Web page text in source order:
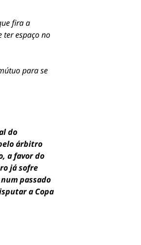
fira a
ter espaço no
para se
do
árbitro
a favor do
já sofre
passado
a Copa